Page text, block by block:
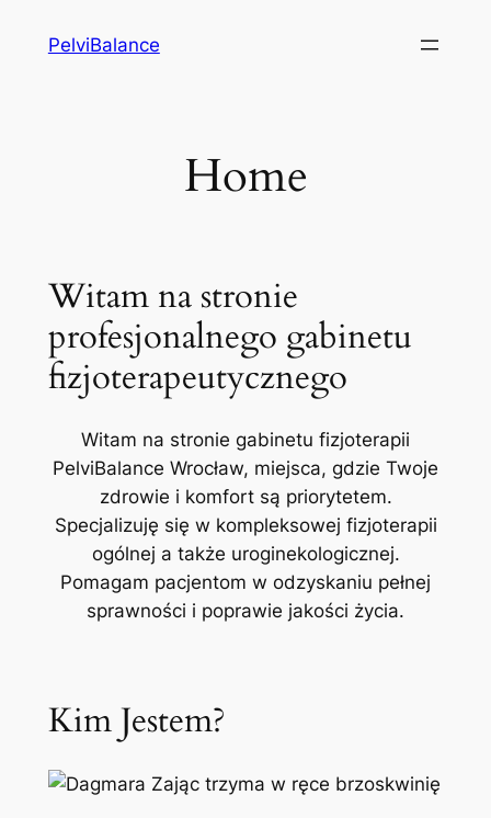
PelviBalance
Home
Witam na stronie
profesjonalnego gabinetu
fizjoterapeutycznego
Witam na stronie gabinetu fizjoterapii
PelviBalance Wrocław, miejsca, gdzie Twoje
zdrowie i komfort są priorytetem.
Specjalizuję się w kompleksowej fizjoterapii
ogólnej a także uroginekologicznej.
Pomagam pacjentom w odzyskaniu pełnej
sprawności i poprawie jakości życia.
Kim Jestem?